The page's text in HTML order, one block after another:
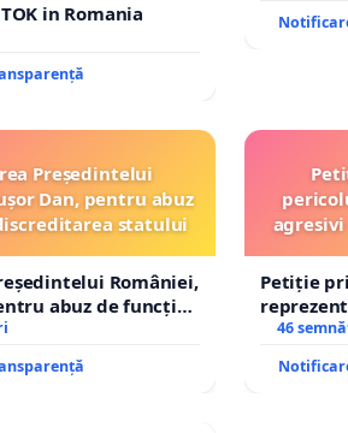
in Romania
Președintelui
Dan, pentru abuz
statului
României,
abuz de funcție
statului
Petiție
stăpân
46